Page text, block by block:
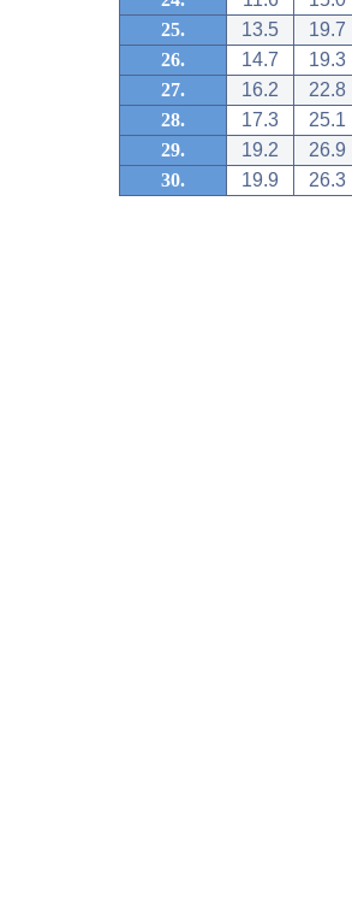
25.
13.5
19.7
26.
14.7
19.3
27.
16.2
22.8
28.
17.3
25.1
29.
19.2
26.9
30.
19.9 26.3